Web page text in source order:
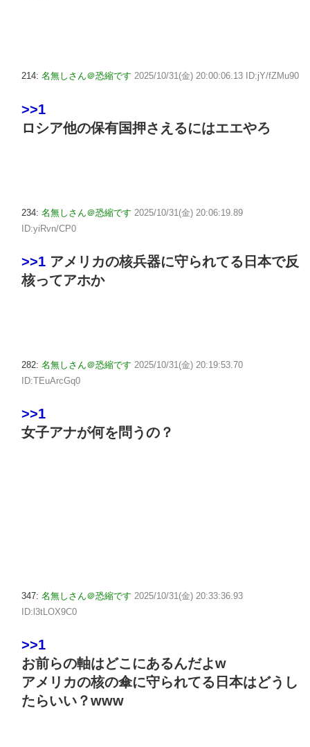
214: 名無しさん＠恐縮です 2025/10/31(金) 20:00:06.13 ID:jY/fZMu90
>>1
ロシア他の保有国押さえるにはエエやろ
234: 名無しさん＠恐縮です 2025/10/31(金) 20:06:19.89
ID:yiRvn/CP0
>>1 アメリカの核兵器に守られてる日本で反
核ってアホか
282: 名無しさん＠恐縮です 2025/10/31(金) 20:19:53.70
ID:TEuArcGq0
>>1
女子アナが何を問うの？
347: 名無しさん＠恐縮です 2025/10/31(金) 20:33:36.93
ID:l3tLOX9C0
>>1
お前らの軸はどこにあるんだよw
アメリカの核の傘に守られてる日本はどうし
たらいい？www